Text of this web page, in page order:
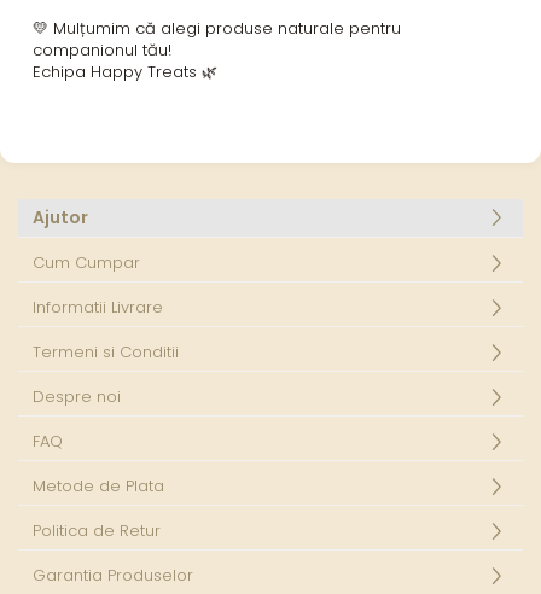
💛 Mulțumim că alegi produse naturale pentru
companionul tău!
Echipa Happy Treats 🌿
Ajutor
Cum Cumpar
Informatii Livrare
Termeni si Conditii
Despre noi
FAQ
Metode de Plata
Politica de Retur
Garantia Produselor